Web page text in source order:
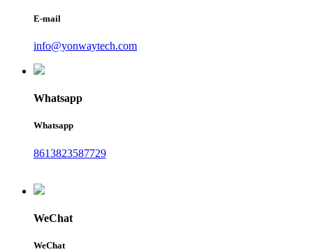
E-mail
info@yonwaytech.com
Whatsapp
Whatsapp
8613823587729
WeChat
WeChat